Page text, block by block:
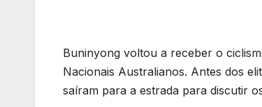
Buninyong voltou a receber o
Nacionais Australianos. Antes dos
saíram para a estrada para discutir